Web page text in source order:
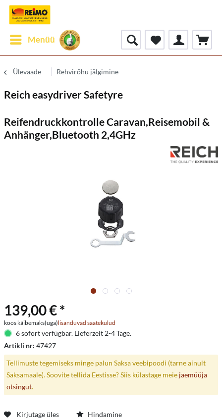
Menüü
Ülevaade Rehvirõhu jälgimine
Reich easydriver Safetyre
Reifendruckkontrolle Caravan,Reisemobil &
Anhänger,Bluetooth 2,4GHz
139,00 € *
koos käibemaks(uga)lisanduvad saatekulud
6 sofort verfügbar. Lieferzeit 2-4 Tage.
Artikli nr: 47427
Tellimuste tegemiseks minge palun Saksa veebipoodi (tarne ainult
Saksamaale). Soovite tellida Eestisse? Siis külastage meie jaemüüja
otsingut.
Kirjutage üles Hindamine